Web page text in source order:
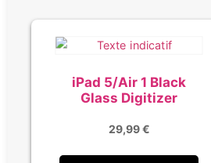
iPad 5/Air 1 Black
Glass Digitizer
29,99€